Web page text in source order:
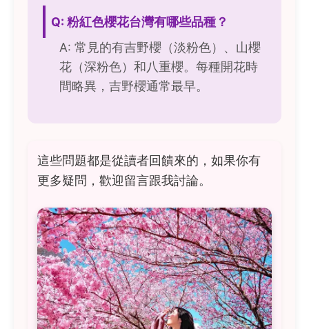
Q: 粉紅色櫻花台灣有哪些品種？
A: 常見的有吉野櫻（淡粉色）、山櫻
花（深粉色）和八重櫻。每種開花時
間略異，吉野櫻通常最早。
這些問題都是從讀者回饋來的，如果你有
更多疑問，歡迎留言跟我討論。